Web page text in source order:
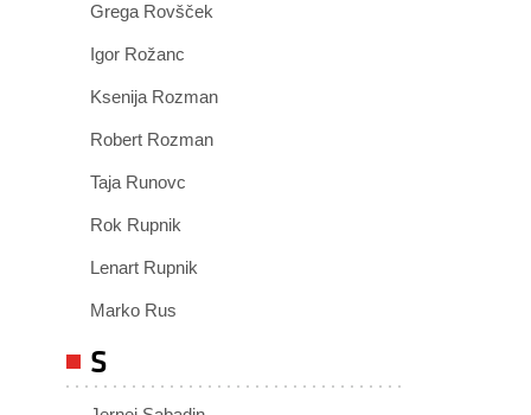
Grega Rovšček
Igor Rožanc
Ksenija Rozman
Robert Rozman
Taja Runovc
Rok Rupnik
Lenart Rupnik
Marko Rus
S